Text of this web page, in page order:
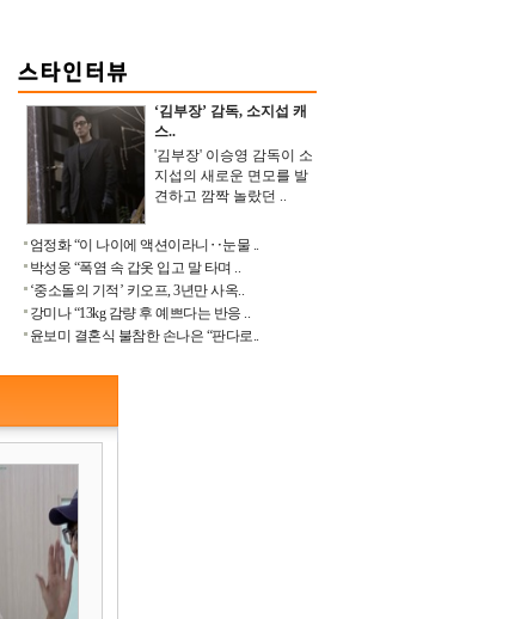
‘김부장’ 감독, 소지섭 캐
스..
'김부장' 이승영 감독이 소
지섭의 새로운 면모를 발
견하고 깜짝 놀랐던 ..
엄정화 “이 나이에 액션이라니‥눈물 ..
박성웅 “폭염 속 갑옷 입고 말 타며 ..
‘중소돌의 기적’ 키오프, 3년만 사옥..
강미나 “13kg 감량 후 예쁘다는 반응 ..
윤보미 결혼식 불참한 손나은 “판다로..